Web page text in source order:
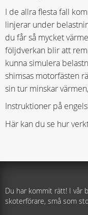
I de allra flesta fall
linjerar under
du får så mycket
följdverkan blir att
kunna simulera
shimsas motorfästen
sin tur minskar
Instruktioner på
Här kan du se hur
Du har kommit rätt! I vår
skoterförare, små som